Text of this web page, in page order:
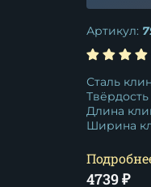
Артикул:
Сталь
Твёрдость
Длина
Ширина
4739₽